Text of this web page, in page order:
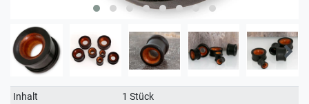
Technisches
Wert
Inhalt
1 Stück